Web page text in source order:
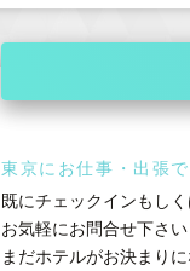
東京にお仕事・出張
既にチェックインもし
お気軽にお問合せ下さい
まだホテルがお決まり